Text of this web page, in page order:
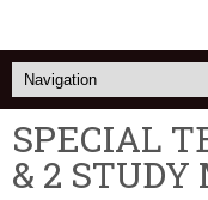
SPECIAL
& 2